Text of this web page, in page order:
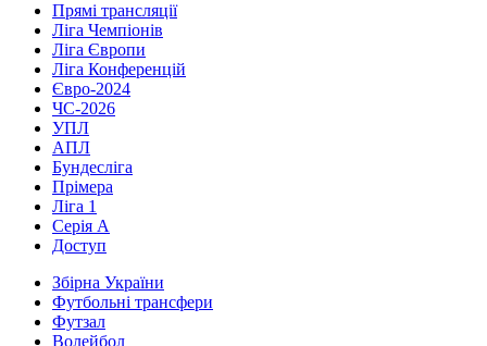
Прямі трансляції
Ліга Чемпіонів
Ліга Європи
Ліга Конференцій
Євро-2024
ЧС-2026
УПЛ
АПЛ
Бундесліга
Прімера
Ліга 1
Серія А
Доступ
Збірна України
Футбольні трансфери
Футзал
Волейбол